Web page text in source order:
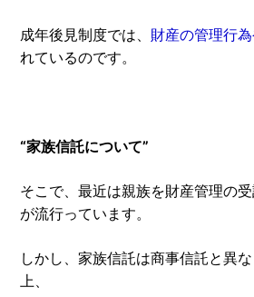
成年後見制度では、 財産の管理行
れているのです。
“家族信託について”
そこで、最近は親族を財産管理の
が流行っています。
しかし、家族信託は商事信託と異
上、